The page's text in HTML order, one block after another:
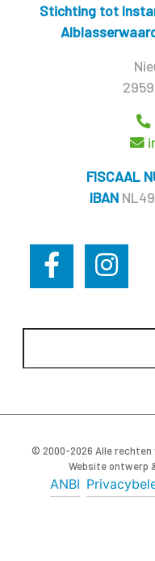
Stichting tot
FISCAAL
IBAN
© 2000-2026 Alle rechten
Website ontwerp
ANBI